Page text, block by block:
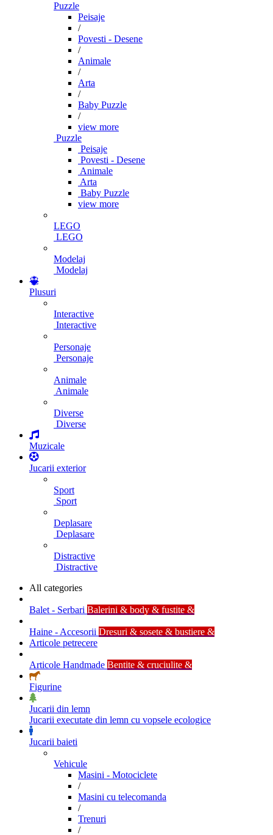
Puzzle
Peisaje
/
Povesti - Desene
/
Animale
/
Arta
/
Baby Puzzle
/
view more
Puzzle
Peisaje
Povesti - Desene
Animale
Arta
Baby Puzzle
view more
LEGO
LEGO
Modelaj
Modelaj
Plusuri
Interactive
Interactive
Personaje
Personaje
Animale
Animale
Diverse
Diverse
Muzicale
Jucarii exterior
Sport
Sport
Deplasare
Deplasare
Distractive
Distractive
All categories
Balet - Serbari Balerini & body & fustite &
Haine - Accesorii Dresuri & sosete & bustiere &
Articole petrecere
Articole Handmade Bentite & cruciulite &
Figurine
Jucarii din lemn
Jucarii executate din lemn cu vopsele ecologice
Jucarii baieti
Vehicule
Masini - Motociclete
/
Masini cu telecomanda
/
Trenuri
/